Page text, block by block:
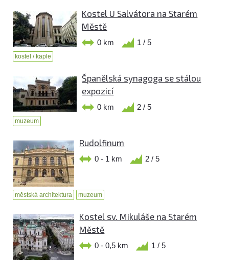
Kostel U Salvátora na Starém
Městě
0 km 1 / 5
kostel / kaple
Španělská synagoga se stálou
expozicí
0 km 2 / 5
muzeum
Rudolfinum
0 - 1 km 2 / 5
městská architektura muzeum
Kostel sv. Mikuláše na Starém
Městě
0 - 0,5 km 1 / 5